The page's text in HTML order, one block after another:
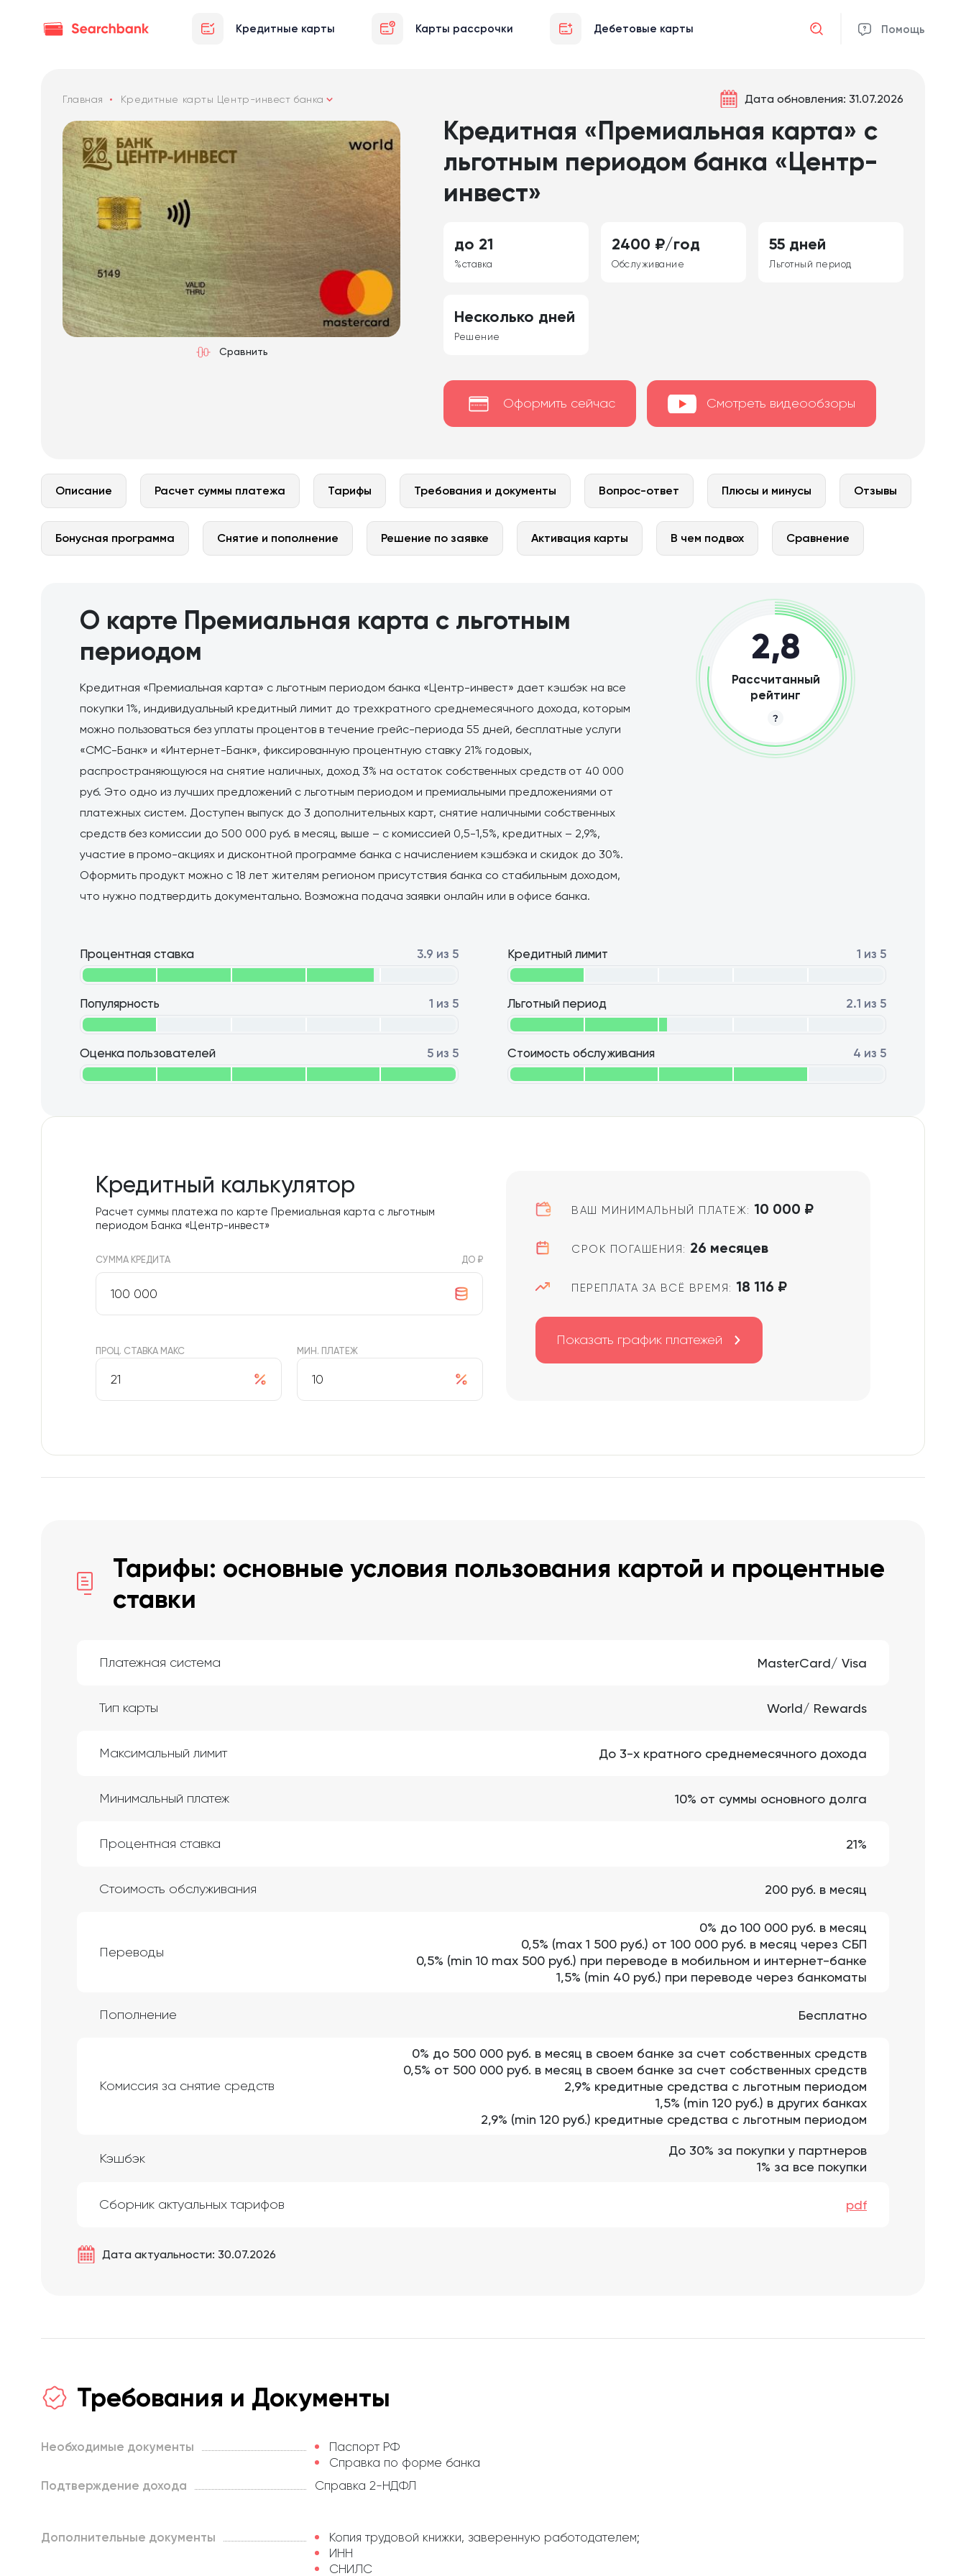
Кредитные карты Карты рассрочки Дебетовые карты Помощь
Отмена
Главная Кредитные карты Центр-инвест банка
Сравнить
Дата обновления: 31.07.2026
Кредитная «Премиальная карта» с
льготным периодом банка «Центр-
инвест»
до 21
%ставка
2400 ₽/год
Обслуживание
55 дней
Льготный период
Несколько дней
Решение
Оформить сейчас Смотреть видеообзоры
Описание Расчет суммы платежа Тарифы Требования и документы Вопрос-ответ Плюсы и минусы Отзывы
Бонусная программа Снятие и пополнение Решение по заявке Активация карты В чем подвох Сравнение
О карте Премиальная карта с льготным
периодом
Кредитная «Премиальная карта» с льготным периодом банка «Центр-инвест» дает кэшбэк на все
покупки 1%, индивидуальный кредитный лимит до трехкратного среднемесячного дохода, которым
можно пользоваться без уплаты процентов в течение грейс-периода 55 дней, бесплатные услуги
«СМС-Банк» и «Интернет-Банк», фиксированную процентную ставку 21% годовых,
распространяющуюся на снятие наличных, доход 3% на остаток собственных средств от 40 000
руб. Это одно из лучших предложений с льготным периодом и премиальными предложениями от
платежных систем. Доступен выпуск до 3 дополнительных карт, снятие наличными собственных
средств без комиссии до 500 000 руб. в месяц, выше – с комиссией 0,5-1,5%, кредитных – 2,9%,
участие в промо-акциях и дисконтной программе банка с начислением кэшбэка и скидок до 30%.
Оформить продукт можно с 18 лет жителям регионом присутствия банка со стабильным доходом,
что нужно подтвердить документально. Возможна подача заявки онлайн или в офисе банка.
Кредитный лимит 1 из 5
Льготный период 2.1 из 5
Стоимость обслуживания 4 из 5
Процентная ставка 3.9 из 5
Популярность 1 из 5
Оценка пользователей 5 из 5
2,8
Рассчитанный
рейтинг
Кредитный калькулятор
Расчет суммы платежа по карте Премиальная карта с льготным
периодом Банка «Центр-инвест»
СУММА КРЕДИТА ДО ₽
ПРОЦ. СТАВКА МАКС МИН. ПЛАТЕЖ
ВАШ МИНИМАЛЬНЫЙ ПЛАТЕЖ: 10 000 ₽
СРОК ПОГАШЕНИЯ: 26 месяцев
ПЕРЕПЛАТА ЗА ВСЁ ВРЕМЯ: 18 116 ₽
Показать график платежей
Тарифы: основные условия пользования картой и процентные
ставки
Платежная система MasterCard/ Visa
Тип карты World/ Rewards
Максимальный лимит До 3-х кратного среднемесячного дохода
Минимальный платеж 10% от суммы основного долга
Процентная ставка 21%
Стоимость обслуживания 200 руб. в месяц
Переводы
0% до 100 000 руб. в месяц
0,5% (max 1 500 руб.) от 100 000 руб. в месяц через СБП
0,5% (min 10 max 500 руб.) при переводе в мобильном и интернет-банке
1,5% (min 40 руб.) при переводе через банкоматы
Пополнение Бесплатно
Комиссия за снятие средств
0% до 500 000 руб. в месяц в своем банке за счет собственных средств
0,5% от 500 000 руб. в месяц в своем банке за счет собственных средств
2,9% кредитные средства с льготным периодом
1,5% (min 120 руб.) в других банках
2,9% (min 120 руб.) кредитные средства с льготным периодом
Кэшбэк
До 30% за покупки у партнеров
1% за все покупки
Сборник актуальных тарифов pdf
Дата актуальности: 30.07.2026
Требования и Документы
Необходимые документы
Паспорт РФ
Справка по форме банка
Подтверждение дохода
Справка 2-НДФЛ
Дополнительные документы
Копия трудовой книжки, заверенную работодателем;
ИНН
СНИЛС